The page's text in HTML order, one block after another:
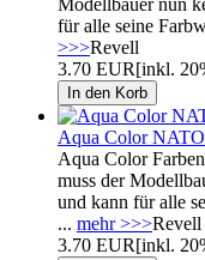
für alle seine
>>>Revell
3.70 EUR[inkl.
Aqua Color
Aqua Color
muss der
und kann für alle
... mehr >>>Revell
3.70 EUR[inkl.